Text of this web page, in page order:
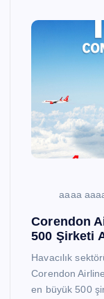
aaaa
Corendon
500 Şirketi
Havacılık
Corendon
en büyük 500